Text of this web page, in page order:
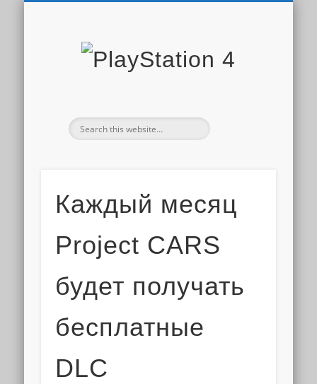
Каждый месяц
Project CARS
будет получать
бесплатные
DLC